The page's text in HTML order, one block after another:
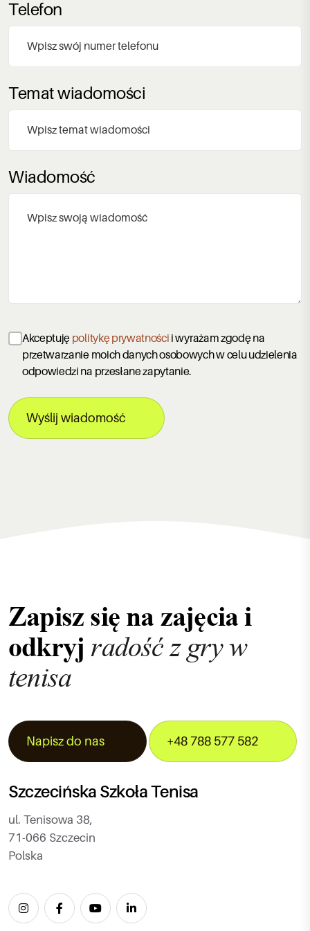
Telefon
Temat wiadomości
Wiadomość
Akceptuję politykę prywatności i wyrażam zgodę na
przetwarzanie moich danych osobowych w celu udzielenia
odpowiedzi na przesłane zapytanie.
Wyślij wiadomość
Zapisz się na zajęcia i
odkryj radość z gry w
tenisa
Napisz do nas +48 788 577 582
Szczecińska Szkoła Tenisa
ul. Tenisowa 38,
71-066 Szczecin
Polska